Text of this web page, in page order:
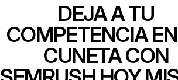
DEJA A TU
COMPETENCIA
CUNETA CON